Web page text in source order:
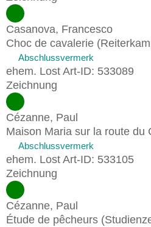
Casanova, Francesco
Choc de cavalerie
Abschlussvermerk
ehem. Lost Art-ID: 533089
Zeichnung
Cézanne, Paul
Maison Maria sur la route
Abschlussvermerk
ehem. Lost Art-ID: 533105
Zeichnung
Cézanne, Paul
Étude de pêcheurs